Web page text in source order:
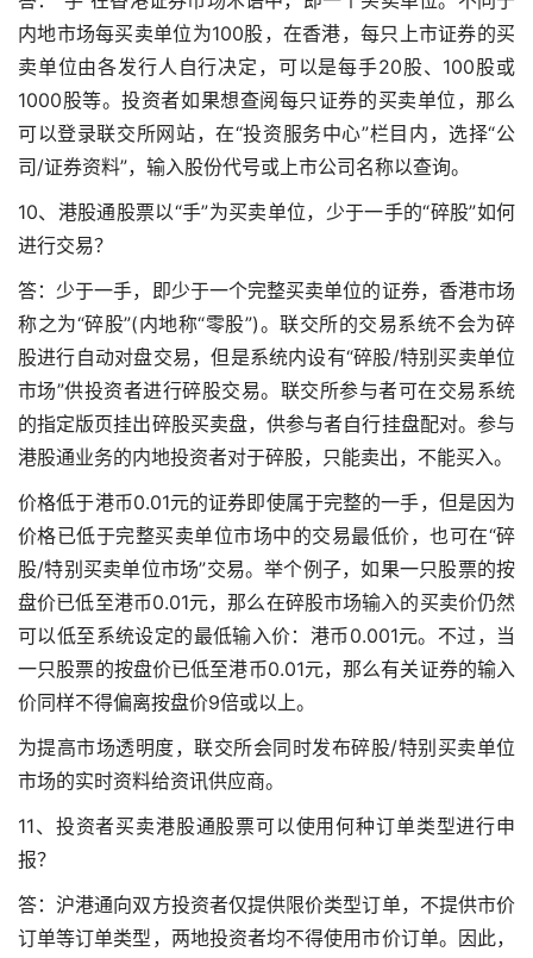
内地市场每买卖单位为100股，在香港，每只上市证券的买
卖单位由各发行人自行决定，可以是每手20股、100股或
1000股等。投资者如果想查阅每只证券的买卖单位，那么
可以登录联交所网站，在“投资服务中心”栏目内，选择“公
司/证券资料”，输入股份代号或上市公司名称以查询。
10、港股通股票以“手”为买卖单位，少于一手的“碎股”如何
进行交易？
答：少于一手，即少于一个完整买卖单位的证券，香港市场
称之为“碎股”(内地称“零股”)。联交所的交易系统不会为碎
股进行自动对盘交易，但是系统内设有“碎股/特别买卖单位
市场”供投资者进行碎股交易。联交所参与者可在交易系统
的指定版页挂出碎股买卖盘，供参与者自行挂盘配对。参与
港股通业务的内地投资者对于碎股，只能卖出，不能买入。
价格低于港币0.01元的证券即使属于完整的一手，但是因为
价格已低于完整买卖单位市场中的交易最低价，也可在“碎
股/特别买卖单位市场”交易。举个例子，如果一只股票的按
盘价已低至港币0.01元，那么在碎股市场输入的买卖价仍然
可以低至系统设定的最低输入价：港币0.001元。不过，当
一只股票的按盘价已低至港币0.01元，那么有关证券的输入
价同样不得偏离按盘价9倍或以上。
为提高市场透明度，联交所会同时发布碎股/特别买卖单位
市场的实时资料给资讯供应商。
11、投资者买卖港股通股票可以使用何种订单类型进行申
报？
答：沪港通向双方投资者仅提供限价类型订单，不提供市价
订单等订单类型，两地投资者均不得使用市价订单。因此，